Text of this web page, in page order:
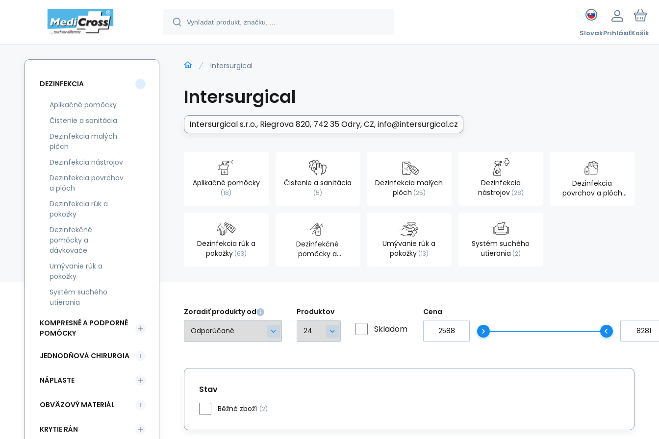
SlovakPrihlásiťKošík
Intersurgical
Intersurgical
Intersurgical s.r.o. Riegrova 820, 742 35 Odry, CZ info@intersurgical.cz
Aplikačné pomôcky
18
Čistenie a sanitácia
5
Dezinfekcia malých
plôch 25
Dezinfekcia
nástrojov 28
Dezinfekcia
povrchov a plôch
Dezinfekcia rúk a
pokožky 63
Dezinfekčné
pomôcky a
Umývanie rúk a
pokožky 13
Systém suchého
utierania 2
Zoradiť produkty od Produktov
Skladom
Cena
Stav
Běžné zboží (2)
DEZINFEKCIA
Aplikačné pomôcky
Čistenie a sanitácia
Dezinfekcia malých
plôch
Dezinfekcia nástrojov
Dezinfekcia povrchov
a plôch
Dezinfekcia rúk a
pokožky
Dezinfekčné
pomôcky a
dávkovače
Umývanie rúk a
pokožky
Systém suchého
utierania
KOMPRESNÉ A PODPORNÉ
POMÔCKY
JEDNODŇOVÁ CHIRURGIA
NÁPLASTE
OBVÄZOVÝ MATERIÁL
KRYTIE RÁN